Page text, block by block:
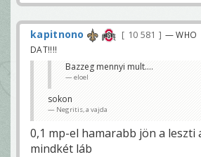
kapitnono 10 581
— WHO
DAT!!!!
Bazzeg mennyi mult....
eloel
sokon
Negritis, a vajda
0,1 mp-el hamarabb jön a leszti
mindkét láb